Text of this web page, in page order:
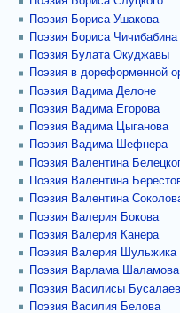
Поэзия Бориса Ушакова
Поэзия Бориса Чичибабина
Поэзия Булата Окуджавы
Поэзия в дореформенной
Поэзия Вадима Делоне
Поэзия Вадима Егорова
Поэзия Вадима Цыганова
Поэзия Вадима Шефнера
Поэзия Валентина
Поэзия Валентина
Поэзия Валентина
Поэзия Валерия Бокова
Поэзия Валерия Канера
Поэзия Валерия Шульжика
Поэзия Варлама Шаламова
Поэзия Василисы
Поэзия Василия Белова